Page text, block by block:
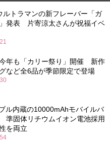
ルトラマンの新フレーバー「ガ
発表 片寄涼太さんが祝福イベ
年も「カリー祭り」開催 新作
など全6品が季節限定で登場
ル内蔵の10000mAhモバイルバ
準固体リチウムイオン電池採用
を両立